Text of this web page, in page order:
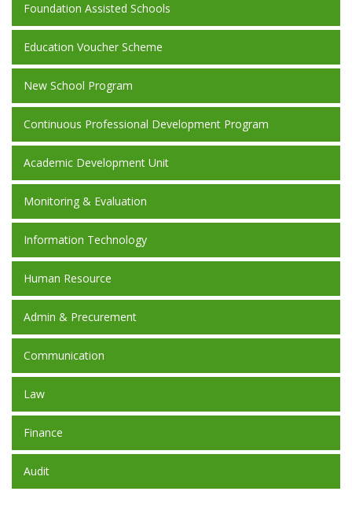
Foundation Assisted Schools
Education Voucher Scheme
New School Program
Continuous Professional Development Program
Academic Development Unit
Monitoring & Evaluation
Information Technology
Human Resource
Admin & Precurement
Communication
Law
Finance
Audit